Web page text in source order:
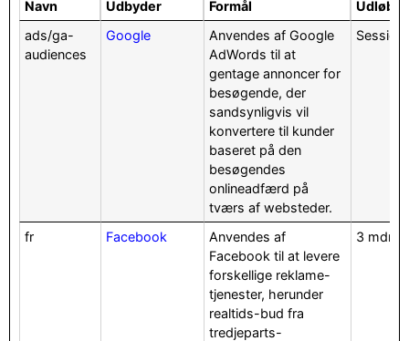
Navn Udbyder Formål
Udløb
ads/ga-
audiences
Google
Anvendes af Google
AdWords til at
gentage annoncer for
besøgende, der
sandsynligvis vil
konvertere til kunder
baseret på den
besøgendes
onlineadfærd på
tværs af websteder.
Session
fr Facebook
Anvendes af
Facebook til at levere
forskellige reklame-
tjenester, herunder
realtids-bud fra
tredjeparts-
3 mdr.